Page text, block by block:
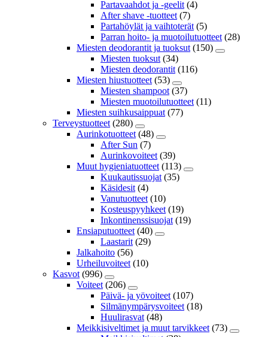
Partavaahdot ja -geelit (4)
After shave -tuotteet (7)
Partahöylät ja vaihtoterät (5)
Parran hoito- ja muotoilutuotteet (28)
Miesten deodorantit ja tuoksut (150)
Miesten tuoksut (34)
Miesten deodorantit (116)
Miesten hiustuotteet (53)
Miesten shampoot (37)
Miesten muotoilutuotteet (11)
Miesten suihkusaippuat (77)
Terveystuotteet (280)
Aurinkotuotteet (48)
After Sun (7)
Aurinkovoiteet (39)
Muut hygieniatuotteet (113)
Kuukautissuojat (35)
Käsidesit (4)
Vanutuotteet (10)
Kosteuspyyhkeet (19)
Inkontinenssisuojat (19)
Ensiaputuotteet (40)
Laastarit (29)
Jalkahoito (56)
Urheiluvoiteet (10)
Kasvot (996)
Voiteet (206)
Päivä- ja yövoiteet (107)
Silmänympärysvoiteet (18)
Huulirasvat (48)
Meikkisiveltimet ja muut tarvikkeet (73)